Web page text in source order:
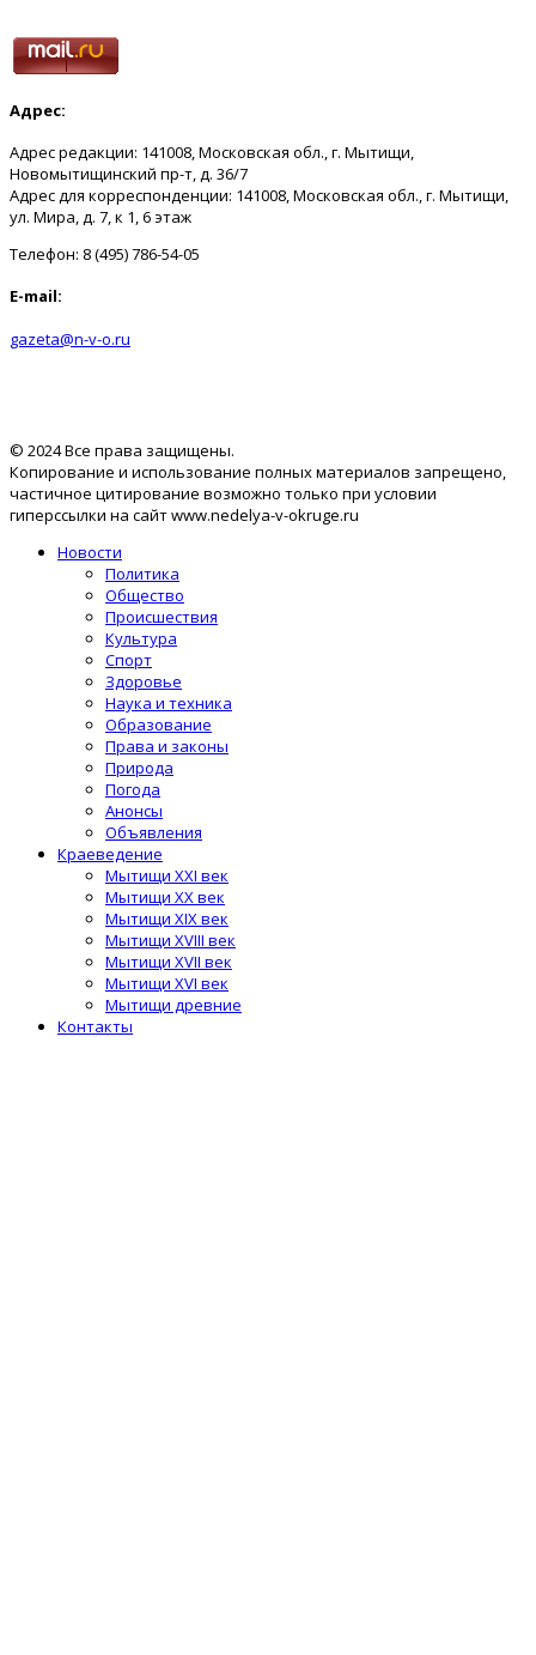
Адрес:
Адрес редакции: 141008, Московская обл., г. Мытищи,
Новомытищинский пр-т, д. 36/7
Адрес для корреспонденции: 141008, Московская обл., г. Мытищи,
ул. Мира, д. 7, к 1, 6 этаж
Телефон: 8 (495) 786-54-05
E-mail:
gazeta@n-v-o.ru
© 2024 Все права защищены.
Копирование и использование полных материалов запрещено,
частичное цитирование возможно только при условии
гиперссылки на сайт www.nedelya-v-okruge.ru
Новости
Политика
Общество
Происшествия
Культура
Спорт
Здоровье
Наука и техника
Образование
Права и законы
Природа
Погода
Анонсы
Объявления
Краеведение
Мытищи XXI век
Мытищи XX век
Мытищи XIX век
Мытищи XVIII век
Мытищи XVII век
Мытищи XVI век
Мытищи древние
Контакты